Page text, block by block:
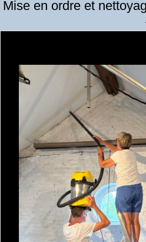
Mise en ordre et